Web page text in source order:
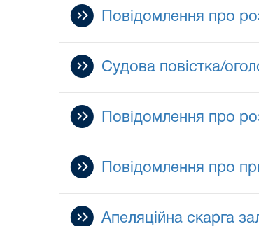
Повідомлення про
Судова повістка/
Повідомлення про
Повідомлення про
Апеляційна скарга